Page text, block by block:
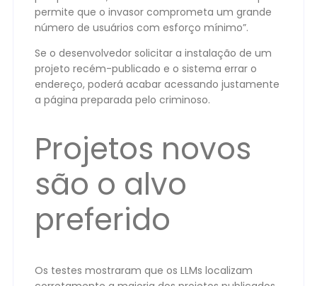
permite que o invasor comprometa um grande
número de usuários com esforço mínimo”.
Se o desenvolvedor solicitar a instalação de um
projeto recém-publicado e o sistema errar o
endereço, poderá acabar acessando justamente
a página preparada pelo criminoso.
Projetos novos
são o alvo
preferido
Os testes mostraram que os LLMs localizam